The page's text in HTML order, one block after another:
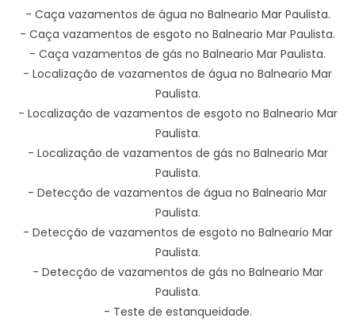
- Caça vazamentos de água no Balneario Mar Paulista.
- Caça vazamentos de esgoto no Balneario Mar Paulista.
- Caça vazamentos de gás no Balneario Mar Paulista.
- Localização de vazamentos de água no Balneario Mar
Paulista.
- Localização de vazamentos de esgoto no Balneario Mar
Paulista.
- Localização de vazamentos de gás no Balneario Mar
Paulista.
- Detecção de vazamentos de água no Balneario Mar
Paulista.
- Detecção de vazamentos de esgoto no Balneario Mar
Paulista.
- Detecção de vazamentos de gás no Balneario Mar
Paulista.
- Teste de estanqueidade.